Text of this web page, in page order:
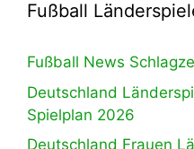
Fußball
Fußball News
Deutschland
Spielplan 2026
Deutschland Frauen